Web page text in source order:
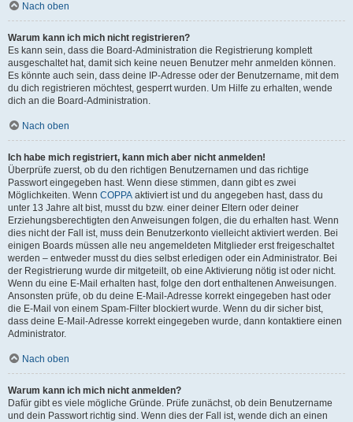
Nach oben
Warum kann ich mich nicht registrieren?
Es kann sein, dass die Board-Administration die Registrierung komplett
ausgeschaltet hat, damit sich keine neuen Benutzer mehr anmelden können.
Es könnte auch sein, dass deine IP-Adresse oder der Benutzername, mit dem
du dich registrieren möchtest, gesperrt wurden. Um Hilfe zu erhalten, wende
dich an die Board-Administration.
Nach oben
Ich habe mich registriert, kann mich aber nicht anmelden!
Überprüfe zuerst, ob du den richtigen Benutzernamen und das richtige
Passwort eingegeben hast. Wenn diese stimmen, dann gibt es zwei
Möglichkeiten. Wenn COPPA aktiviert ist und du angegeben hast, dass du
unter 13 Jahre alt bist, musst du bzw. einer deiner Eltern oder deiner
Erziehungsberechtigten den Anweisungen folgen, die du erhalten hast. Wenn
dies nicht der Fall ist, muss dein Benutzerkonto vielleicht aktiviert werden. Bei
einigen Boards müssen alle neu angemeldeten Mitglieder erst freigeschaltet
werden – entweder musst du dies selbst erledigen oder ein Administrator. Bei
der Registrierung wurde dir mitgeteilt, ob eine Aktivierung nötig ist oder nicht.
Wenn du eine E-Mail erhalten hast, folge den dort enthaltenen Anweisungen.
Ansonsten prüfe, ob du deine E-Mail-Adresse korrekt eingegeben hast oder
die E-Mail von einem Spam-Filter blockiert wurde. Wenn du dir sicher bist,
dass deine E-Mail-Adresse korrekt eingegeben wurde, dann kontaktiere einen
Administrator.
Nach oben
Warum kann ich mich nicht anmelden?
Dafür gibt es viele mögliche Gründe. Prüfe zunächst, ob dein Benutzername
und dein Passwort richtig sind. Wenn dies der Fall ist, wende dich an einen